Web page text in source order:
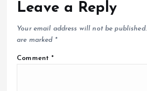
Leave a Reply
Your email address will not be published.
are marked *
Comment*